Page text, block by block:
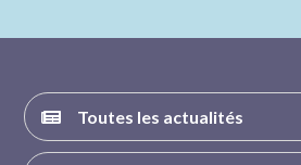
Toutes les actualités